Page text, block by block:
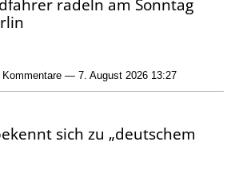
radeln am Sonntag
Kommentare — 7. August 2026 13:27
sich zu „deutschem